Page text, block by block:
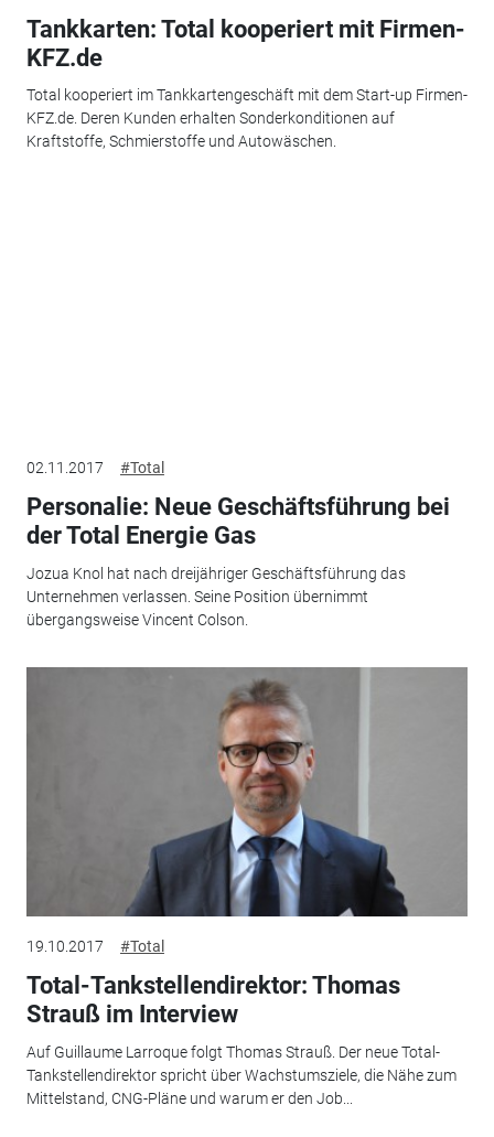
Tankkarten: Total kooperiert mit Firmen-
KFZ.de
Total kooperiert im Tankkartengeschäft mit dem Start-up Firmen-
KFZ.de. Deren Kunden erhalten Sonderkonditionen auf
Kraftstoffe, Schmierstoffe und Autowäschen.
02.11.2017 #Total
Personalie: Neue Geschäftsführung bei
der Total Energie Gas
Jozua Knol hat nach dreijähriger Geschäftsführung das
Unternehmen verlassen. Seine Position übernimmt
übergangsweise Vincent Colson.
19.10.2017 #Total
Total-Tankstellendirektor: Thomas
Strauß im Interview
Auf Guillaume Larroque folgt Thomas Strauß. Der neue Total-
Tankstellendirektor spricht über Wachstumsziele, die Nähe zum
Mittelstand, CNG-Pläne und warum er den Job...